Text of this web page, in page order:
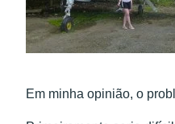
Em minha opinião, o